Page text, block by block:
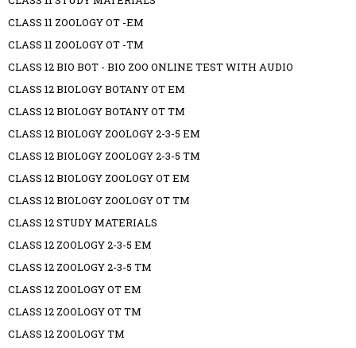
CLASS 11 ZOOLOGY OT -EM
CLASS 11 ZOOLOGY OT -TM
CLASS 12 BIO BOT - BIO ZOO ONLINE TEST WITH AUDIO
CLASS 12 BIOLOGY BOTANY OT EM
CLASS 12 BIOLOGY BOTANY OT TM
CLASS 12 BIOLOGY ZOOLOGY 2-3-5 EM
CLASS 12 BIOLOGY ZOOLOGY 2-3-5 TM
CLASS 12 BIOLOGY ZOOLOGY OT EM
CLASS 12 BIOLOGY ZOOLOGY OT TM
CLASS 12 STUDY MATERIALS
CLASS 12 ZOOLOGY 2-3-5 EM
CLASS 12 ZOOLOGY 2-3-5 TM
CLASS 12 ZOOLOGY OT EM
CLASS 12 ZOOLOGY OT TM
CLASS 12 ZOOLOGY TM